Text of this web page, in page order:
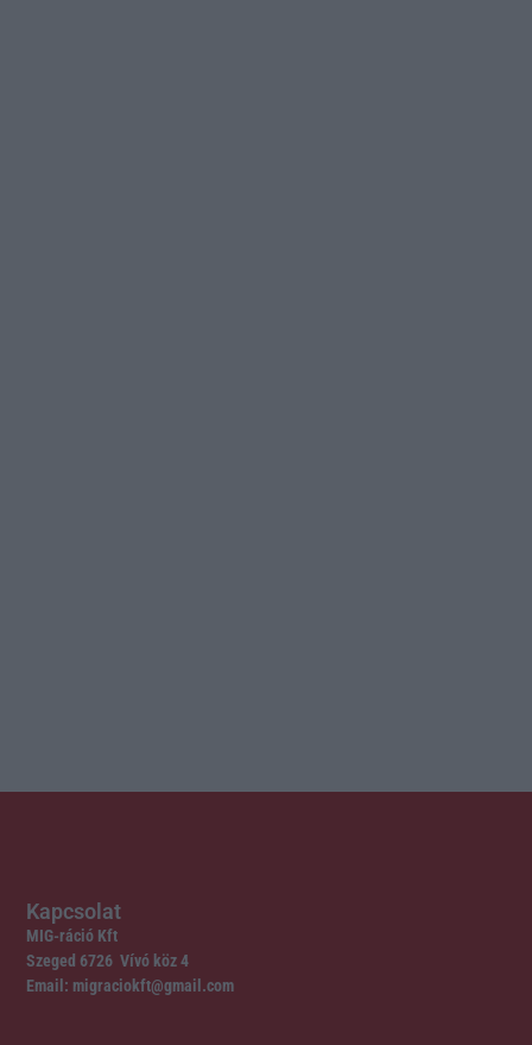
Kapcsolat
MIG-ráció Kft
Szeged 6726 Vívó köz 4
Email: migraciokft@gmail.com